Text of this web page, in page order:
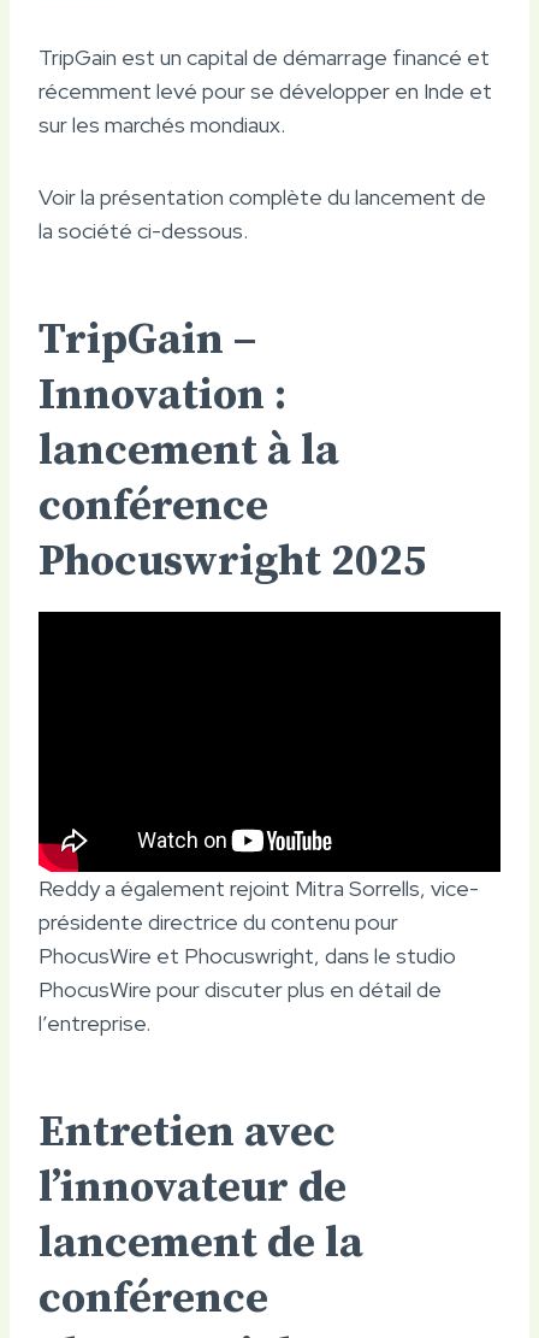
TripGain est un capital de démarrage financé et
récemment levé pour se développer en Inde et
sur les marchés mondiaux.
Voir la présentation complète du lancement de
la société ci-dessous.
TripGain –
Innovation :
lancement à la
conférence
Phocuswright 2025
Reddy a également rejoint Mitra Sorrells, vice-
présidente directrice du contenu pour
PhocusWire et Phocuswright, dans le studio
PhocusWire pour discuter plus en détail de
l’entreprise.
Entretien avec
l’innovateur de
lancement de la
conférence